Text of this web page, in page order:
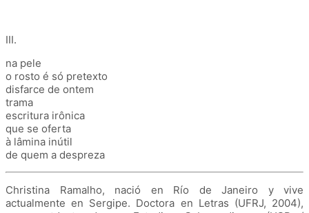
III.
na pele
o rosto é só pretexto
disfarce de ontem
trama
escritura irônica
que se oferta
à lâmina inútil
de quem a despreza
Christina Ramalho, nació en Río de Janeiro y vive
actualmente en Sergipe. Doctora en Letras (UFRJ, 2004),